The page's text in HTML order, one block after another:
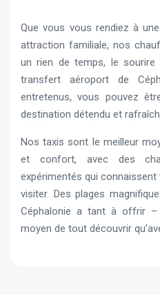
Que vous vous rendiez à
attraction familiale, nos
un rien de temps, le
transfert aéroport de
entretenus, vous pouvez
destination détendu et
Nos taxis sont le meilleur
et confort, avec des
expérimentés qui
visiter. Des plages
Céphalonie a tant à offrir
moyen de tout découvrir